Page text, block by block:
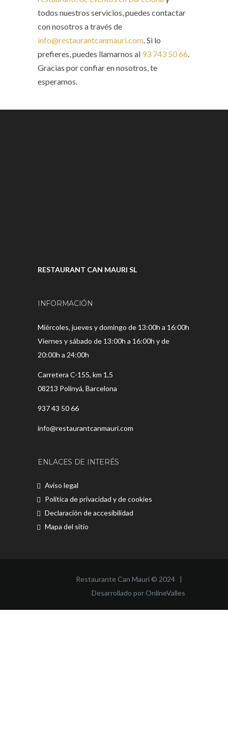
todos nuestros servicios, puedes contactar
con nosotros a través de
info@restaurantcanmauri.com. Si lo
prefieres, puedes llamarnos al 93 743 50 66.
Gracias por confiar en nosotros, te
esperamos.
RESTAURANT CAN MAURI SL
INFORMACIÓN
Miércoles, jueves y domingo de 13:00h a 16:00h
Viernes y sábado de 13:00h a 16:00h y de
20:00h a 24:00h
Carretera C-155, km 1,5
08213 Polinyá, Barcelona
937 43 50 66
info@restaurantcanmauri.com
ENLACES DE INTERÉS
Aviso legal
Política de privacidad y de cookies
Declaración de accesibilidad
Mapa del sitio
Restaurante Can Mauri © 2024 |
Desarrollado por OnlineValles